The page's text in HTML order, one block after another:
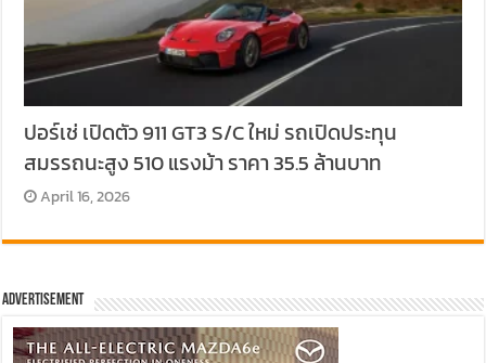
ปอร์เช่ เปิดตัว 911 GT3 S/C ใหม่ รถเปิดประทุน
สมรรถนะสูง 510 แรงม้า ราคา 35.5 ล้านบาท
April 16, 2026
Advertisement